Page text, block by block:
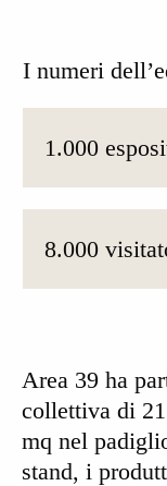
I numeri
1.000
8.000
Area 39 ha
collettiva di
mq nel
stand, i